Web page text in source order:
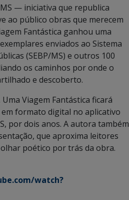
— iniciativa que republica
ao público obras que merecem
Fantástica ganhou uma
enviados ao Sistema
(SEBP/MS) e outros 100
os caminhos por onde o
e descoberto.
Viagem Fantástica ficará
formato digital no aplicativo
por dois anos. A autora também
que aproxima leitores
poético por trás da obra.
watch?